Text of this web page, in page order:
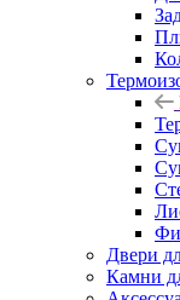
Двери
Камни